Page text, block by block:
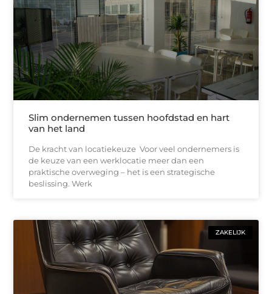
Slim ondernemen tussen hoofdstad en hart
van het land
De kracht van locatiekeuze Voor veel ondernemers is
de keuze van een werklocatie meer dan een
praktische overweging – het is een strategische
beslissing. Werk
ZAKELIJK